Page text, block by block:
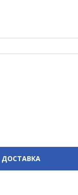
ДОСТАВКА